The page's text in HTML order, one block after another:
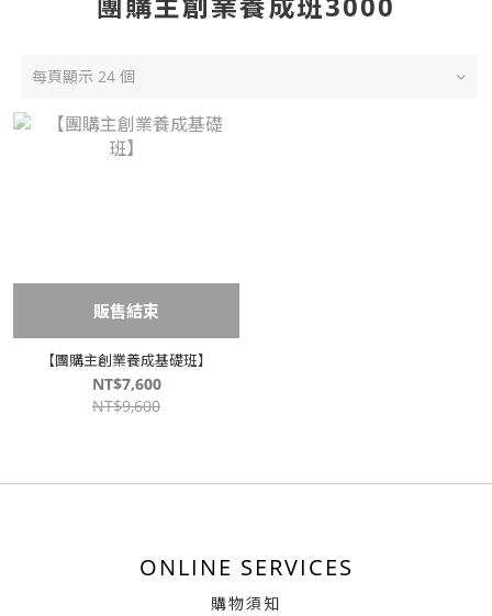
每頁顯示 24 個
販售結束
【團購主創業養成基礎班】
NT$7,600
NT$9,600
ONLINE SERVICES
購物須知